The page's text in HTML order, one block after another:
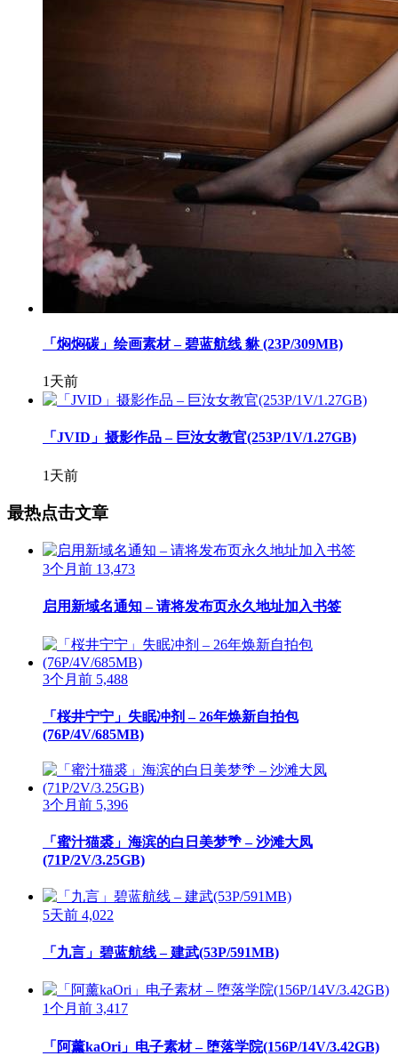
「焖焖碳」绘画素材 – 碧蓝航线 貅 (23P/309MB)
1天前
「JVID」摄影作品 – 巨汝女教官(253P/1V/1.27GB)
1天前
最热点击文章
3个月前 13,473
启用新域名通知 – 请将发布页永久地址加入书签
3个月前 5,488
「桜井宁宁」失眠冲剂 – 26年焕新自拍包
(76P/4V/685MB)
3个月前 5,396
「蜜汁猫裘」海滨的白日美梦🌴 – 沙滩大凤
(71P/2V/3.25GB)
5天前 4,022
「九言」碧蓝航线 – 建武(53P/591MB)
1个月前 3,417
「阿薰kaOri」电子素材 – 堕落学院(156P/14V/3.42GB)